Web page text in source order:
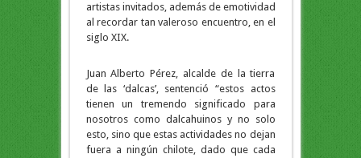
artistas invitados, además de emotividad
al recordar tan valeroso encuentro, en el
siglo XIX.
Juan Alberto Pérez, alcalde de la tierra
de las ‘dalcas’, sentenció “estos actos
tienen un tremendo significado para
nosotros como dalcahuinos y no solo
esto, sino que estas actividades no dejan
fuera a ningún chilote, dado que cada